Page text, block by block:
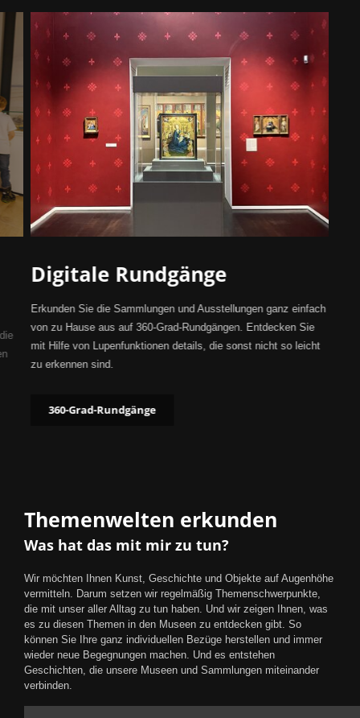
Digitale Rundgänge
Erkunden Sie die Sammlungen und Ausstellungen ganz einfach
von zu Hause aus auf 360-Grad-Rundgängen. Entdecken Sie
mit Hilfe von Lupenfunktionen details, die sonst nicht so leicht
zu erkennen sind.
360-Grad-Rundgänge
Themenwelten erkunden
Was hat das mit mir zu tun?
Wir möchten Ihnen Kunst, Geschichte und Objekte auf Augenhöhe
vermitteln. Darum setzen wir regelmäßig Themenschwerpunkte,
die mit unser aller Alltag zu tun haben. Und wir zeigen Ihnen, was
es zu diesen Themen in den Museen zu entdecken gibt. So
können Sie Ihre ganz individuellen Bezüge herstellen und immer
wieder neue Begegnungen machen. Und es entstehen
Geschichten, die unsere Museen und Sammlungen miteinander
verbinden.